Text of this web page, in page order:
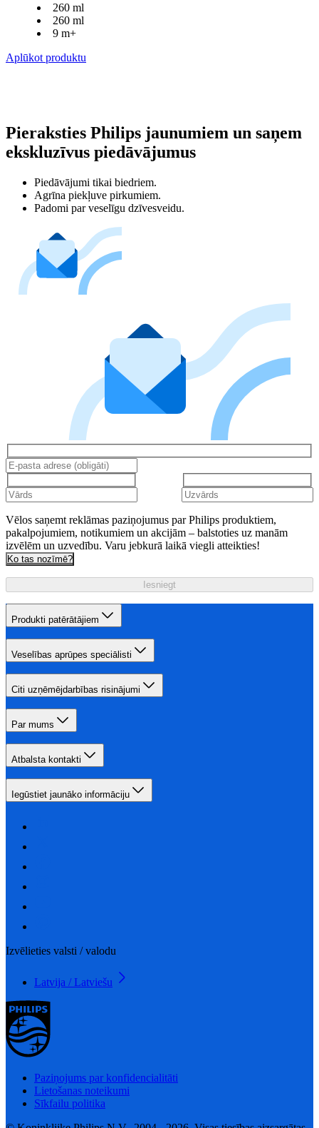
260 ml
260 ml
9 m+
Aplūkot produktu
Pieraksties Philips jaunumiem un saņem
ekskluzīvus piedāvājumus
Piedāvājumi tikai biedriem.
Agrīna piekļuve pirkumiem.
Padomi par veselīgu dzīvesveidu.
Vēlos saņemt reklāmas paziņojumus par Philips produktiem,
pakalpojumiem, notikumiem un akcijām – balstoties uz manām
izvēlēm un uzvedību. Varu jebkurā laikā viegli atteikties!
Ko tas nozīmē?
Iesniegt
Produkti patērātājiem
Veselības aprūpes speciālisti
Citi uzņēmējdarbības risinājumi
Par mums
Atbalsta kontakti
Iegūstiet jaunāko informāciju
Izvēlieties valsti / valodu
Latvija / Latviešu
Paziņojums par konfidencialitāti
Lietošanas noteikumi
Sīkfailu politika